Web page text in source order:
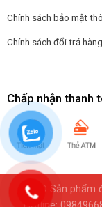
Chính sách bảo mật
Chính sách đổi trả hàng
Chấp nhận thanh
© Sản phẩm